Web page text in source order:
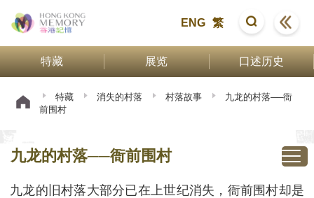
ENG 繁
特藏 展览 口述历史
特藏 消失的村落 村落故事
九龙的村落──衙
前围村
九龙的村落──衙前围村
九龙的旧村落大部分已在上世纪消失，衙前围村却是